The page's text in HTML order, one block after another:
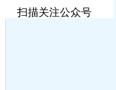
扫描关注公众号